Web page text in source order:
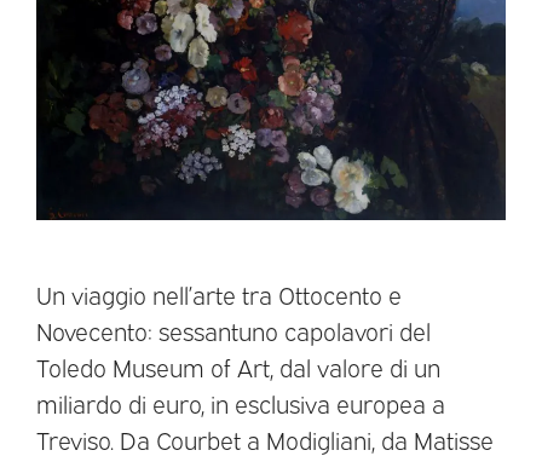
Un viaggio nell’arte tra Ottocento e
Novecento: sessantuno capolavori del
Toledo Museum of Art, dal valore di un
miliardo di euro, in esclusiva europea a
Treviso. Da Courbet a Modigliani, da Matisse